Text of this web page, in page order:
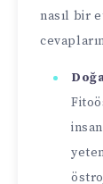
nasıl bir